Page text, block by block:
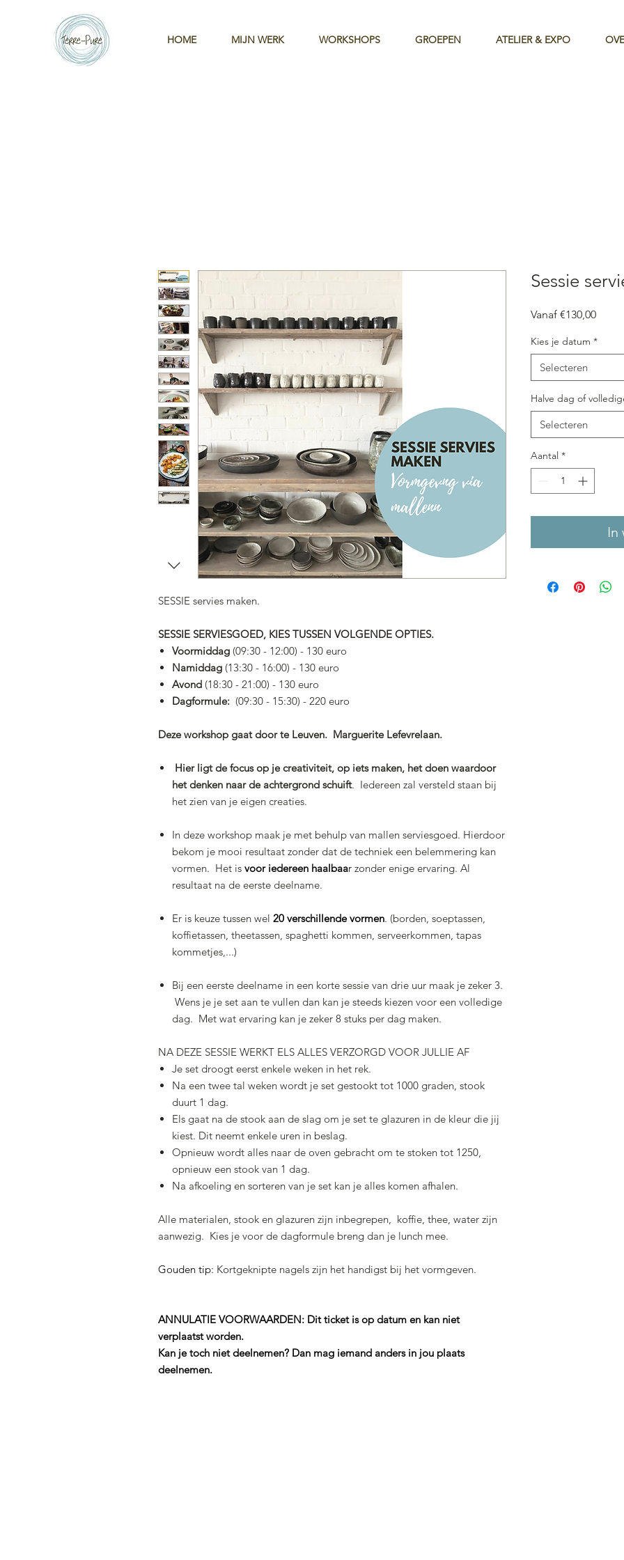
HOME MIJN WERK WORKSHOPS GROEPEN ATELIER & EXPO
SESSIE servies maken.
SESSIE SERVIESGOED, KIES TUSSEN VOLGENDE OPTIES.
Voormiddag (09:30 - 12:00) - 130 euro
Namiddag (13:30 - 16:00) - 130 euro
Avond (18:30 - 21:00) - 130 euro
Dagformule: (09:30 - 15:30) - 220 euro
Deze workshop gaat door te Leuven. Marguerite Lefevrelaan.
Hier ligt de focus op je creativiteit, op iets maken, het doen waardoor
het denken naar de achtergrond schuift. Iedereen zal versteld staan bij
het zien van je eigen creaties.
In deze workshop maak je met behulp van mallen serviesgoed. Hierdoor
bekom je mooi resultaat zonder dat de techniek een belemmering kan
vormen. Het is voor iedereen haalbaar zonder enige ervaring. Al
resultaat na de eerste deelname.
Er is keuze tussen wel 20 verschillende vormen. (borden, soeptassen,
koffietassen, theetassen, spaghetti kommen, serveerkommen, tapas
kommetjes,...)
Bij een eerste deelname in een korte sessie van drie uur maak je zeker 3.
Wens je je set aan te vullen dan kan je steeds kiezen voor een volledige
dag. Met wat ervaring kan je zeker 8 stuks per dag maken.
NA DEZE SESSIE WERKT ELS ALLES VERZORGD VOOR JULLIE AF
Je set droogt eerst enkele weken in het rek.
Na een twee tal weken wordt je set gestookt tot 1000 graden, stook
duurt 1 dag.
Els gaat na de stook aan de slag om je set te glazuren in de kleur die jij
kiest. Dit neemt enkele uren in beslag.
Opnieuw wordt alles naar de oven gebracht om te stoken tot 1250,
opnieuw een stook van 1 dag.
Na afkoeling en sorteren van je set kan je alles komen afhalen.
Alle materialen, stook en glazuren zijn inbegrepen, koffie, thee, water zijn
aanwezig. Kies je voor de dagformule breng dan je lunch mee.
Gouden tip: Kortgeknipte nagels zijn het handigst bij het vormgeven.
ANNULATIE VOORWAARDEN: Dit ticket is op datum en kan niet
verplaatst worden.
Kan je toch niet deelnemen? Dan mag iemand anders in jou plaats
deelnemen.
Sessie
Vanaf €130,00
Kies je datum *
Selecteren
Halve dag of
Selecteren
Aantal *
In